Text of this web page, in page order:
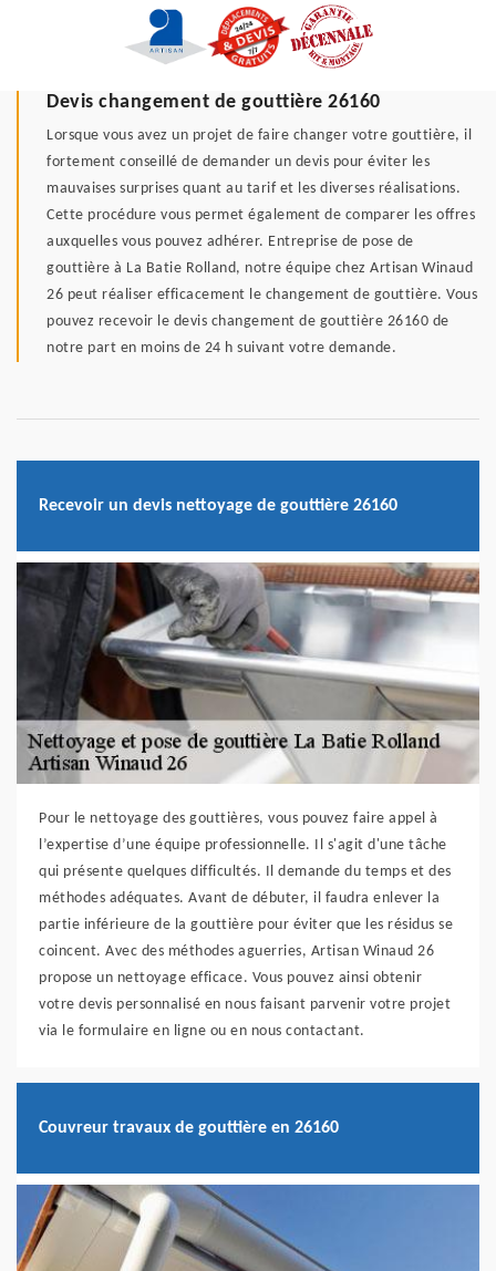
Devis changement de gouttière 26160
Lorsque vous avez un projet de faire changer votre gouttière, il
fortement conseillé de demander un devis pour éviter les
mauvaises surprises quant au tarif et les diverses réalisations.
Cette procédure vous permet également de comparer les offres
auxquelles vous pouvez adhérer. Entreprise de pose de
gouttière à La Batie Rolland, notre équipe chez Artisan Winaud
26 peut réaliser efficacement le changement de gouttière. Vous
pouvez recevoir le devis changement de gouttière 26160 de
notre part en moins de 24 h suivant votre demande.
Recevoir un devis nettoyage de gouttière 26160
Pour le nettoyage des gouttières, vous pouvez faire appel à
l’expertise d’une équipe professionnelle. Il s'agit d'une tâche
qui présente quelques difficultés. Il demande du temps et des
méthodes adéquates. Avant de débuter, il faudra enlever la
partie inférieure de la gouttière pour éviter que les résidus se
coincent. Avec des méthodes aguerries, Artisan Winaud 26
propose un nettoyage efficace. Vous pouvez ainsi obtenir
votre devis personnalisé en nous faisant parvenir votre projet
via le formulaire en ligne ou en nous contactant.
Couvreur travaux de gouttière en 26160